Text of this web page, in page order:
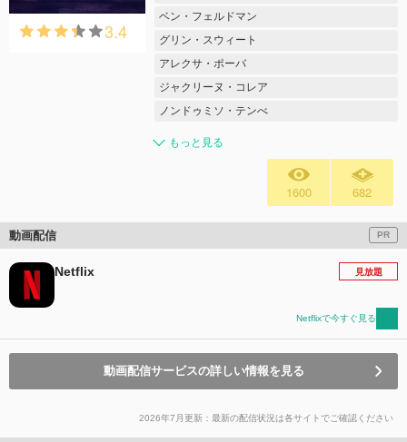
3.4
ベン・フェルドマン
グリン・スウィート
アレクサ・ポーバ
ジャクリーヌ・コレア
ノンドゥミソ・テンべ
もっと見る
1600 682
動画配信 PR
Netflix 見放題
Netflixで今すぐ見る
動画配信サービスの詳しい情報を見る
2026年7月更新：最新の配信状況は各サイトでご確認ください